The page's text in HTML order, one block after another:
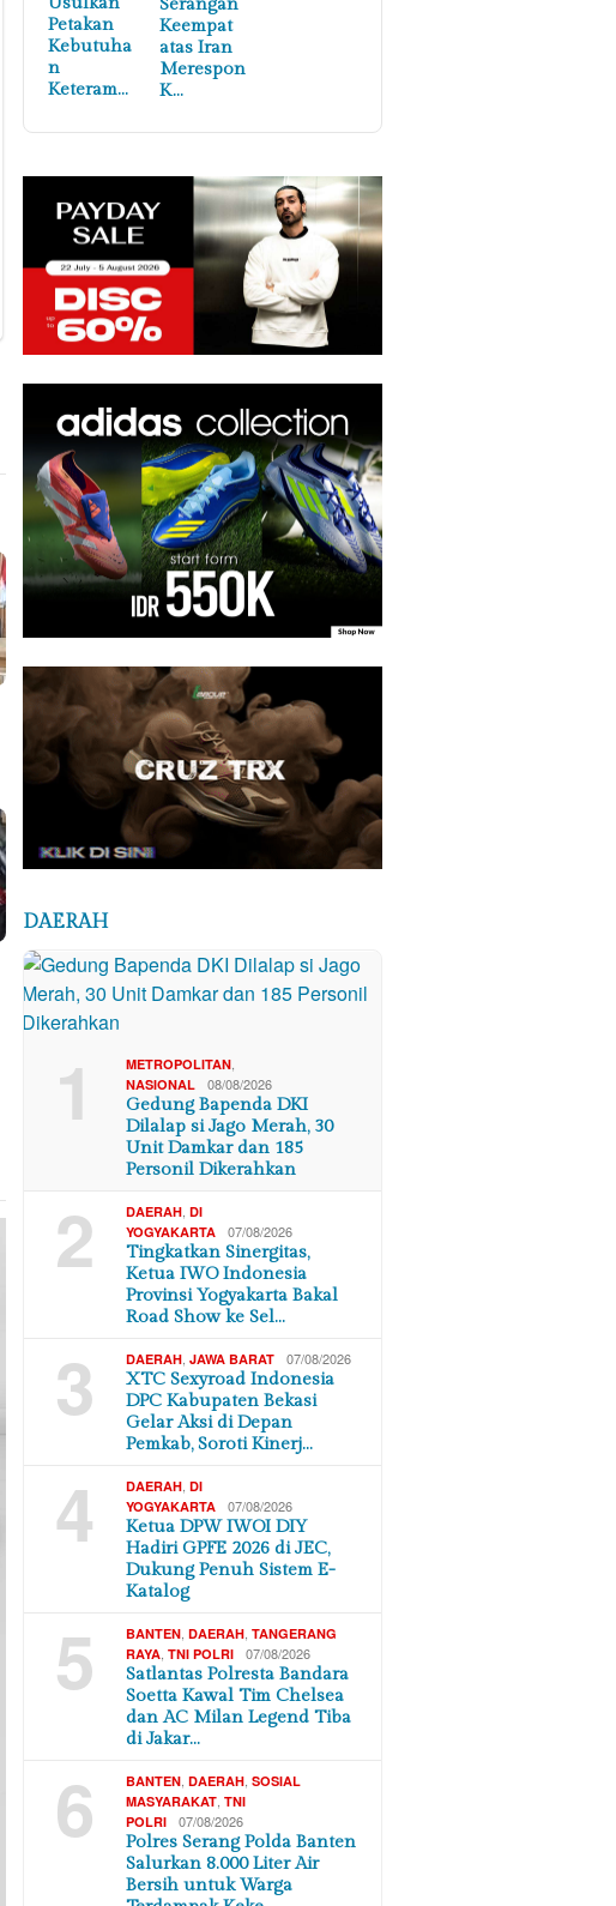
Petakan
Kebutuha
n
Keteram…
Keempat
atas Iran
Merespon
K…
DAERAH
1 METROPOLITAN
NASIONAL 08/08/2026
Gedung Bapenda DKI
Dilalap si Jago Merah, 30
Unit Damkar dan 185
Personil Dikerahkan
2 DAERAH ,DI
YOGYAKARTA
07/08/2026
Tingkatkan Sinergitas,
Ketua IWO Indonesia
Provinsi Yogyakarta Bakal
Road Show ke Sel…
3 DAERAH ,JAWA BARAT 07/08/2026
XTC Sexyroad Indonesia
DPC Kabupaten Bekasi
Gelar Aksi di Depan
Pemkab, Soroti Kinerj…
4 DAERAH ,DI
YOGYAKARTA
07/08/2026
Ketua DPW IWOI DIY
Hadiri GPFE 2026 di JEC,
Dukung Penuh Sistem E-
Katalog
5 BANTEN ,DAERAH ,TANGERANG
RAYA ,TNI POLRI 07/08/2026
Satlantas Polresta Bandara
Soetta Kawal Tim Chelsea
dan AC Milan Legend Tiba
di Jakar…
6 BANTEN ,DAERAH ,SOSIAL
MASYARAKAT ,TNI
POLRI
07/08/2026
Polres Serang Polda Banten
Salurkan 8.000 Liter Air
Bersih untuk Warga